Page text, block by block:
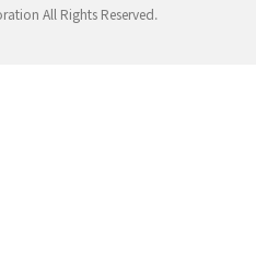
All Rights Reserved.